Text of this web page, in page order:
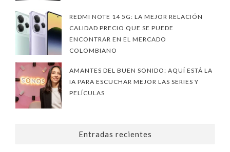
REDMI NOTE 14 5G: LA MEJOR RELACIÓN
CALIDAD PRECIO QUE SE PUEDE
ENCONTRAR EN EL MERCADO
COLOMBIANO
AMANTES DEL BUEN SONIDO: AQUÍ ESTÁ LA
IA PARA ESCUCHAR MEJOR LAS SERIES Y
PELÍCULAS
Entradas recientes